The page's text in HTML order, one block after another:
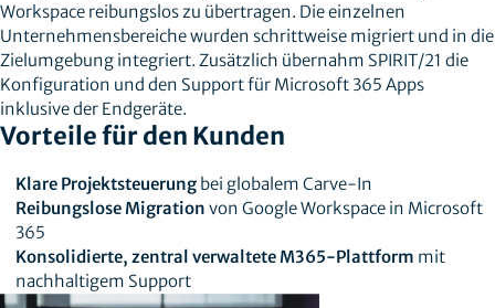
Workspace reibungslos zu übertragen. Die einzelnen
Unternehmensbereiche wurden schrittweise migriert und in die
Zielumgebung integriert. Zusätzlich übernahm SPIRIT/21 die
Konfiguration und den Support für Microsoft 365 Apps
inklusive der Endgeräte.
Vorteile für den Kunden
Klare Projektsteuerungbei globalem Carve-In
Reibungslose Migration von Google Workspace in Microsoft
365
Konsolidierte, zentral verwaltete M365-Plattform mit
nachhaltigem Support